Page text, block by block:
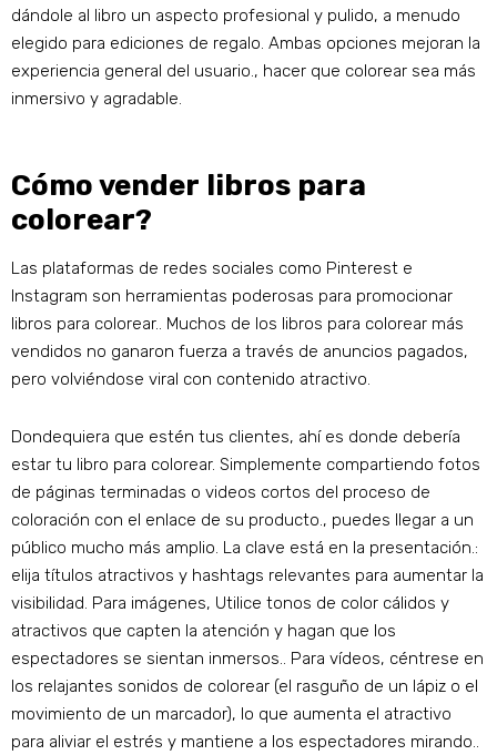
dándole al libro un aspecto profesional y pulido, a menudo
elegido para ediciones de regalo. Ambas opciones mejoran la
experiencia general del usuario., hacer que colorear sea más
inmersivo y agradable.
Cómo vender libros para
colorear?
Las plataformas de redes sociales como Pinterest e
Instagram son herramientas poderosas para promocionar
libros para colorear.. Muchos de los libros para colorear más
vendidos no ganaron fuerza a través de anuncios pagados,
pero volviéndose viral con contenido atractivo.
Dondequiera que estén tus clientes, ahí es donde debería
estar tu libro para colorear. Simplemente compartiendo fotos
de páginas terminadas o videos cortos del proceso de
coloración con el enlace de su producto., puedes llegar a un
público mucho más amplio. La clave está en la presentación.:
elija títulos atractivos y hashtags relevantes para aumentar la
visibilidad. Para imágenes, Utilice tonos de color cálidos y
atractivos que capten la atención y hagan que los
espectadores se sientan inmersos.. Para vídeos, céntrese en
los relajantes sonidos de colorear (el rasguño de un lápiz o el
movimiento de un marcador), lo que aumenta el atractivo
para aliviar el estrés y mantiene a los espectadores mirando..